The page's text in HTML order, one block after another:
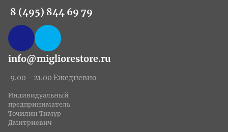
8 (495) 844 69 79
info@migliorestore.ru
9.00 - 21.00 Ежедневно
Индивидуальный
предприниматель
Точилин Тимур
Дмитриевич